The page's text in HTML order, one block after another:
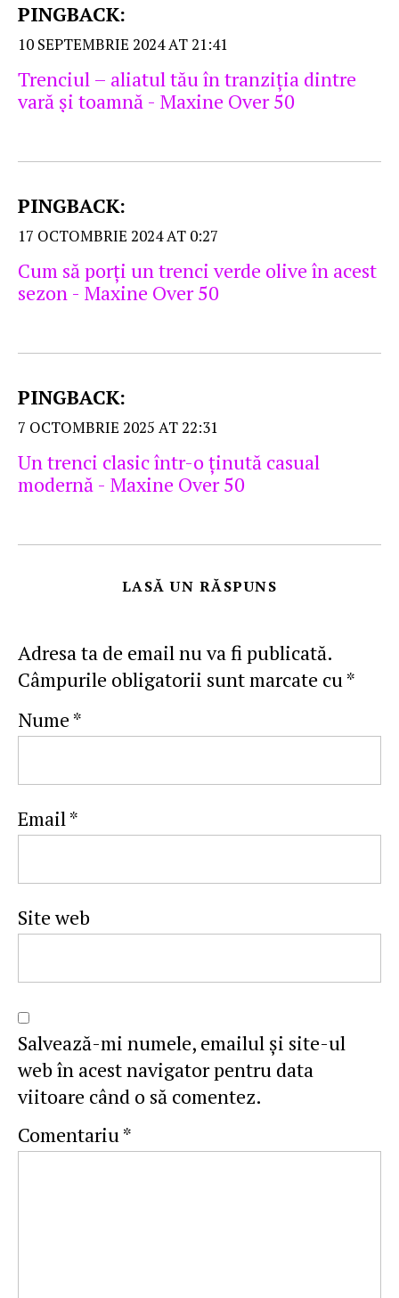
PINGBACK:
10 SEPTEMBRIE 2024 AT 21:41
Trenciul – aliatul tău în tranziţia dintre
vară şi toamnă - Maxine Over 50
PINGBACK:
17 OCTOMBRIE 2024 AT 0:27
Cum să porți un trenci verde olive în acest
sezon - Maxine Over 50
PINGBACK:
7 OCTOMBRIE 2025 AT 22:31
Un trenci clasic într-o ţinută casual
modernă - Maxine Over 50
LASĂ UN RĂSPUNS
Adresa ta de email nu va fi publicată.
Câmpurile obligatorii sunt marcate cu*
Nume *
Email*
Site web
Salvează-mi numele, emailul și site-ul
web în acest navigator pentru data
viitoare când o să comentez.
Comentariu*